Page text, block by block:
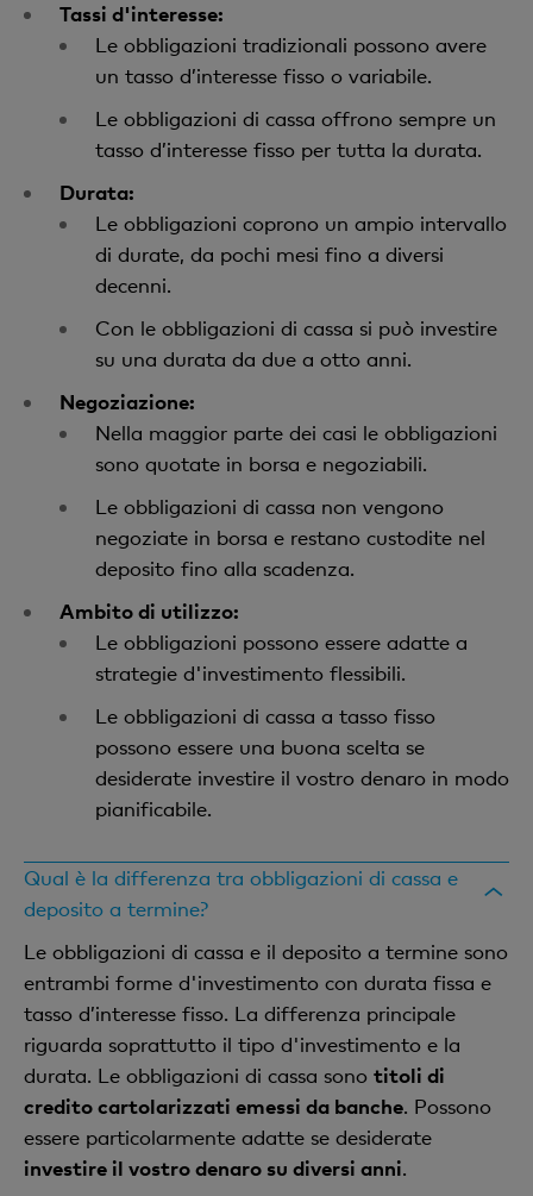
Tassi d'interesse:
Le obbligazioni tradizionali possono avere
un tasso d’interesse fisso o variabile.
Le obbligazioni di cassa offrono sempre un
tasso d’interesse fisso per tutta la durata.
Durata:
Le obbligazioni coprono un ampio intervallo
di durate, da pochi mesi fino a diversi
decenni.
Con le obbligazioni di cassa si può investire
su una durata da due a otto anni.
Negoziazione:
Nella maggior parte dei casi le obbligazioni
sono quotate in borsa e negoziabili.
Le obbligazioni di cassa non vengono
negoziate in borsa e restano custodite nel
deposito fino alla scadenza.
Ambito di utilizzo:
Le obbligazioni possono essere adatte a
strategie d'investimento flessibili.
Le obbligazioni di cassa a tasso fisso
possono essere una buona scelta se
desiderate investire il vostro denaro in modo
pianificabile.
Qual è la differenza tra obbligazioni di cassa e
deposito a termine?
Le obbligazioni di cassa e il deposito a termine sono
entrambi forme d'investimento con durata fissa e
tasso d’interesse fisso. La differenza principale
riguarda soprattutto il tipo d'investimento e la
durata. Le obbligazioni di cassa sono titoli di
credito cartolarizzati emessi da banche. Possono
essere particolarmente adatte se desiderate
investire il vostro denaro su diversi anni.